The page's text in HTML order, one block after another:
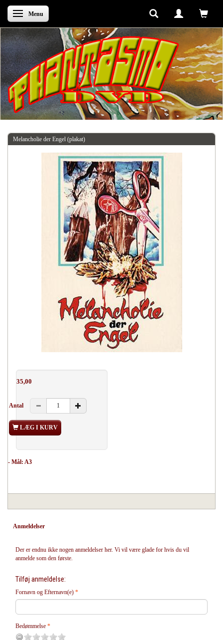
Skifte navigation
Menu
Melancholie der Engel (plakat)
35,00
Antal
LÆG I KURV
- Mål: A3
Anmeldelser
Der er endnu ikke nogen anmeldelser her. Vi vil være glade for hvis du vil
anmelde som den første.
Tilføj anmeldelse:
Fornavn og Efternavn(e)
Bedømmelse